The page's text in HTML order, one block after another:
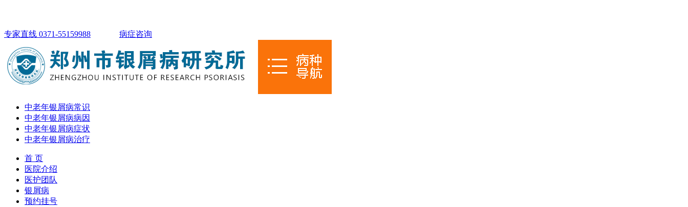
专家直线 0371-55159988 病症咨询
中老年银屑病常识
中老年银屑病病因
中老年银屑病症状
中老年银屑病治疗
首 页
医院介绍
医护团队
银屑病
预约挂号